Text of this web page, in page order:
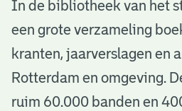
B
b
In de bibliotheek van het
een grote verzameling
kranten, jaarverslagen en
Rotterdam en omgeving.
ruim 60.000 banden en